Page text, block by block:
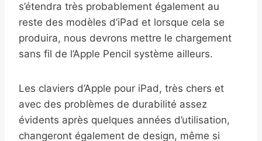
s’étendra très probablement également au
reste des modèles d’iPad et lorsque cela se
produira, nous devrons mettre le chargement
sans fil de l’Apple Pencil système ailleurs.
Les claviers d’Apple pour iPad, très chers et
avec des problèmes de durabilité assez
évidents après quelques années d’utilisation,
changeront également de design, même si